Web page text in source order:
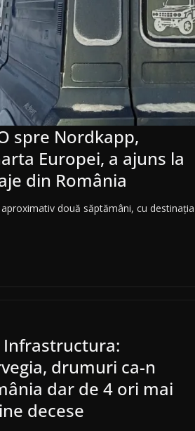
spre Nordkapp,
Europei, a ajuns la
din România
două săptămâni, cu destinația
Infrastructura:
drumuri ca-n
dar de 4 ori mai
decese